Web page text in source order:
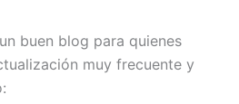
buen blog para quienes
muy frecuente y